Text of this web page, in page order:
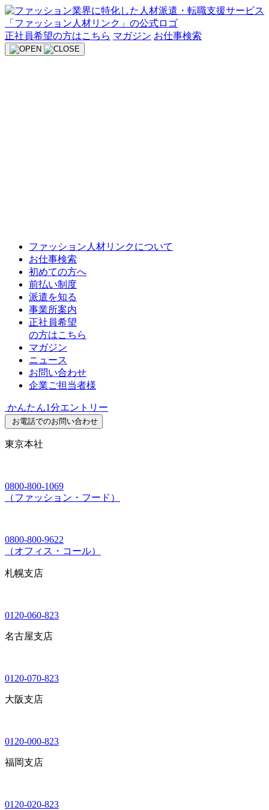
Skip
to
content
正社員希望の方はこちら マガジン お仕事検索
ファッション人材リンクについて
お仕事検索
初めての方へ
前払い制度
派遣を知る
事業所案内
正社員希望
の方はこちら
マガジン
ニュース
お問い合わせ
企業ご担当者様
かんたん1分エントリー
お電話でのお問い合わせ
東京本社
0800-800-1069
（ファッション・フード）
0800-800-9622
（オフィス・コール）
札幌支店
0120-060-823
名古屋支店
0120-070-823
大阪支店
0120-000-823
福岡支店
0120-020-823